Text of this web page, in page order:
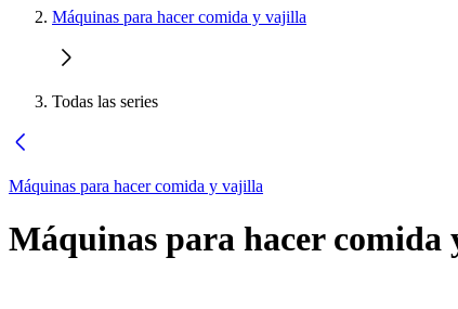
Máquinas para hacer comida y vajilla
Todas las series
Máquinas para hacer comida y vajilla
Máquinas para hacer